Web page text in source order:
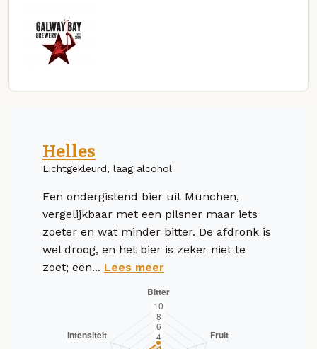
Helles
Lichtgekleurd, laag alcohol
Een ondergistend bier uit Munchen,
vergelijkbaar met een pilsner maar iets
zoeter en wat minder bitter. De afdronk is
wel droog, en het bier is zeker niet te
zoet; een... Lees meer